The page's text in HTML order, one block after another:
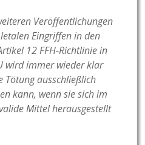
Veröffentlichungen
Eingriffen in den
12 FFH-Richtlinie in
wird immer wieder klar
Tötung ausschließlich
kann, wenn sie sich im
Mittel herausgestellt